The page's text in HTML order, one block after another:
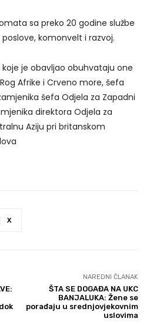
sa preko 20 godine službe
komonvelt i razvoj.
je obavljao obuhvataju one
Afrike i Crveno more, šefa
šefa Odjela za Zapadni
direktora Odjela za
Aziju pri britanskom
X
NAREDNI ČLANAK
ŠTA SE DOGAĐA NA UKC
BANJALUKA: Žene se
porađaju u srednjovjekovnim
uslovima